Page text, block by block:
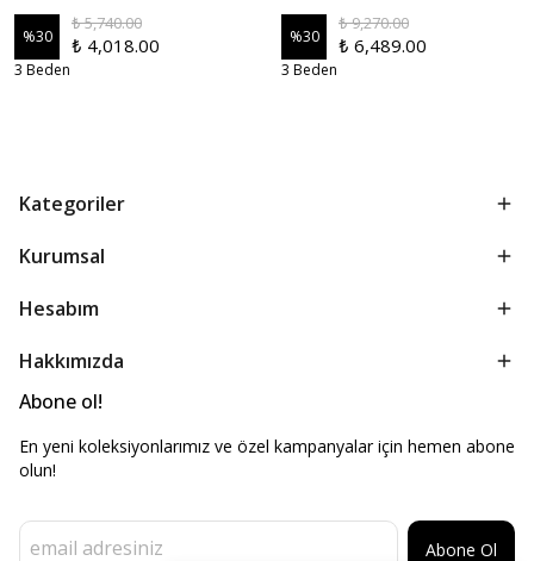
%30
₺ 5,740.00
₺ 4,018.00
3 Beden
%30
₺ 9,270.00
₺ 6,489.00
3 Beden
Kategoriler
Kurumsal
Hesabım
Hakkımızda
Abone ol!
En yeni koleksiyonlarımız ve özel kampanyalar için hemen abone
olun!
Abone Ol